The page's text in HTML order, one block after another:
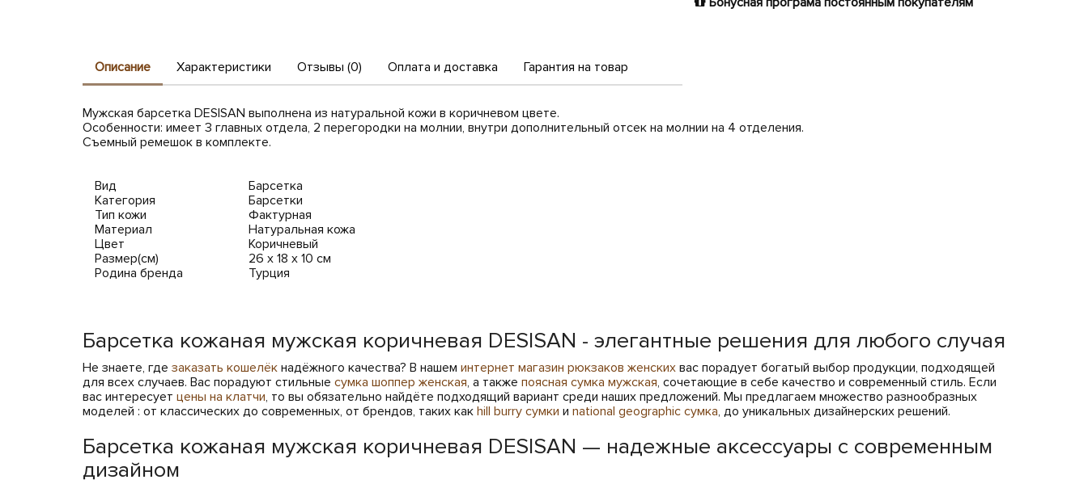
Описание Характеристики Отзывы (0) Оплата и доставка Гарантия на товар
Мужская барсетка DESISAN выполнена из натуральной кожи в коричневом цвете.
Особенности: имеет 3 главных отдела, 2 перегородки на молнии, внутри дополнительный отсек на молнии на 4 отделения.
Съемный ремешок в комплекте.
Вид
Барсетка
Категория
Барсетки
Тип кожи
Фактурная
Материал
Натуральная кожа
Цвет
Коричневый
Размер(см)
26 х 18 х 10 см
Родина бренда
Турция
Барсетка кожаная мужская коричневая DESISAN - элегантные решения для любого случая
Не знаете, где заказать кошелёк надёжного качества? В нашем интернет магазин рюкзаков женских вас порадует богатый выбор продукции, подходящей
для всех случаев. Вас порадуют стильные сумка шоппер женская, а также поясная сумка мужская, сочетающие в себе качество и современный стиль. Если
вас интересует цены на клатчи, то вы обязательно найдёте подходящий вариант среди наших предложений. Мы предлагаем множество разнообразных
моделей : от классических до современных, от брендов, таких как hill burry сумки и national geographic сумка, до уникальных дизайнерских решений.
Барсетка кожаная мужская коричневая DESISAN — надежные аксессуары с современным
дизайном